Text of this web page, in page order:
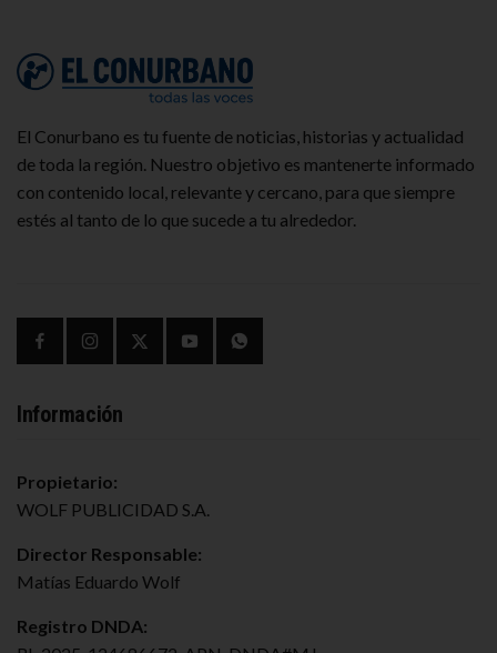
El Conurbano es tu fuente de noticias, historias y actualidad
de toda la región. Nuestro objetivo es mantenerte informado
con contenido local, relevante y cercano, para que siempre
estés al tanto de lo que sucede a tu alrededor.
Información
Propietario:
WOLF PUBLICIDAD S.A.
Director Responsable:
Matías Eduardo Wolf
Registro DNDA: